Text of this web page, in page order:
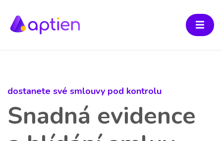
dostanete své smlouvy pod kontrolu
Snadná evidence